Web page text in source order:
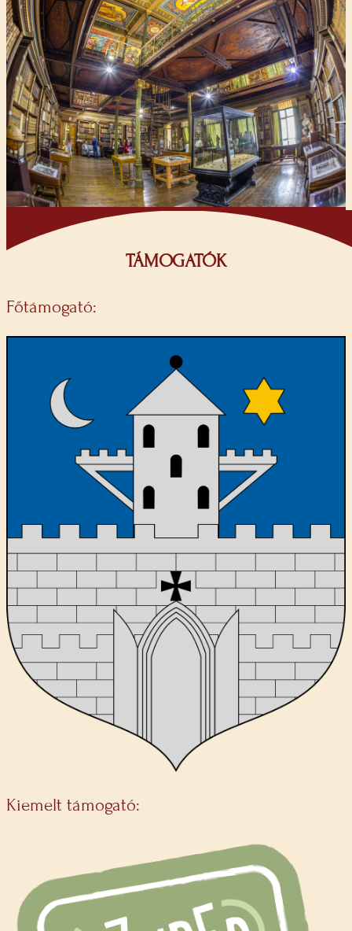
TÁMOGATÓK
Főtámogató:
Kiemelt támogató: